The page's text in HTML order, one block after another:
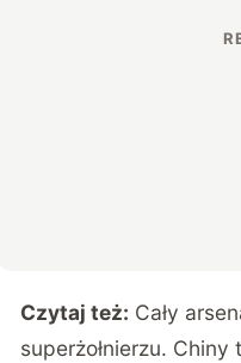
Czytaj też: Cały
superżołnierzu.